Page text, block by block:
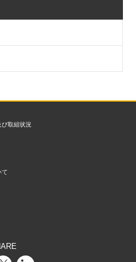
取組状況
て